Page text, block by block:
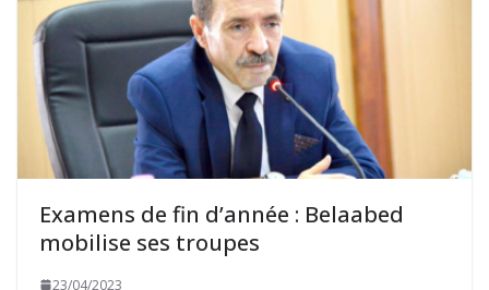
Examens de fin d’année : Belaabed
mobilise ses troupes
23/04/2023